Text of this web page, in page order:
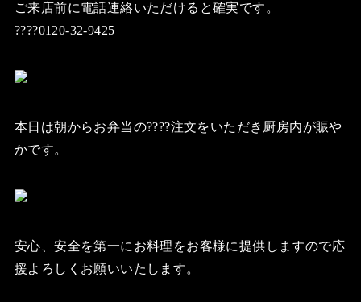
ご来店前に電話連絡いただけると確実です。
????0120-32-9425
本日は朝からお弁当の????注文をいただき厨房内が賑や
かです。
安心、安全を第一にお料理をお客様に提供しますので応
援よろしくお願いいたします。